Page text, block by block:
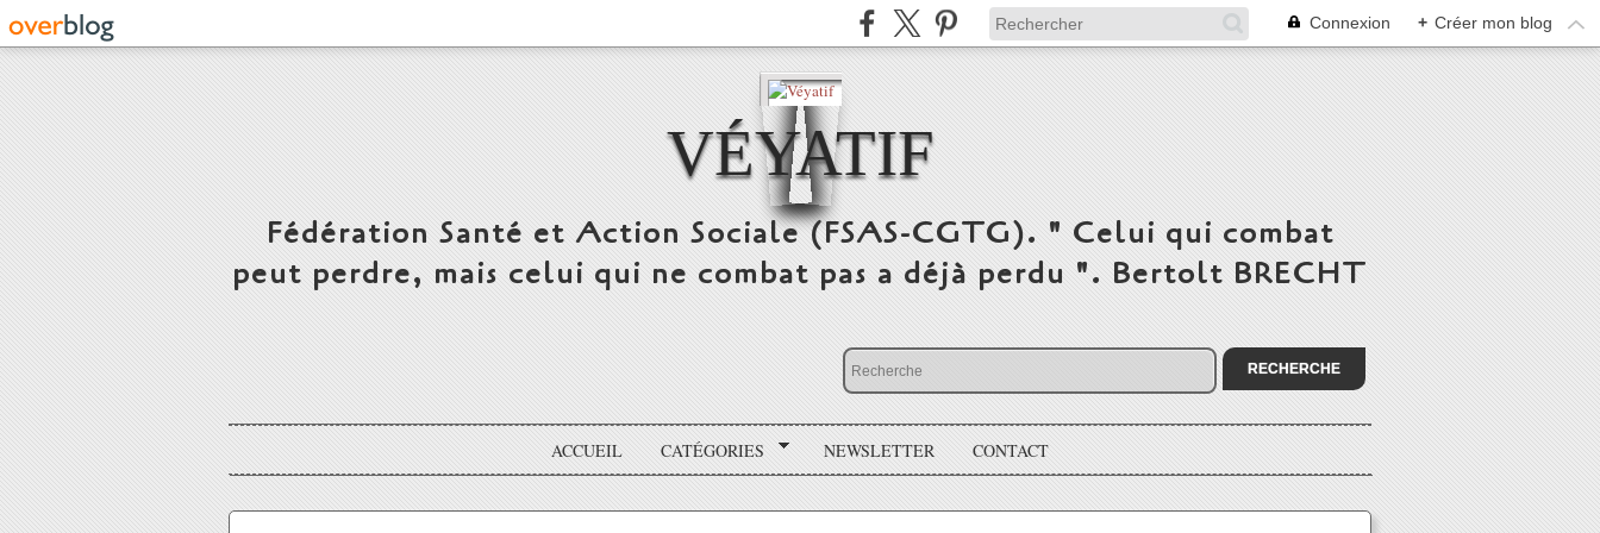
Connexion + Créer mon blog
VÉYATIF
Fédération Santé et Action Sociale (FSAS-CGTG). " Celui qui combat
peut perdre, mais celui qui ne combat pas a déjà perdu ". Bertolt BRECHT
ACCUEIL CATÉGORIES NEWSLETTER CONTACT